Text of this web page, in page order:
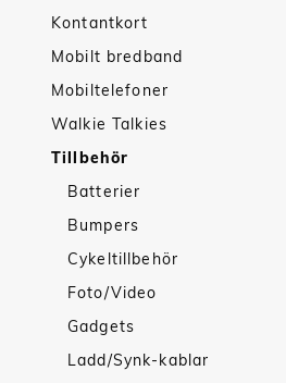
Kontantkort
Mobilt bredband
Mobiltelefoner
Walkie Talkies
Tillbehör
Batterier
Bumpers
Cykeltillbehör
Foto/Video
Gadgets
Ladd/Synk-kablar